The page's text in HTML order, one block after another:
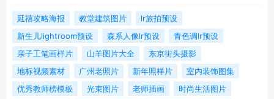
延禧攻略海报 教堂建筑图片
lr旅拍预设
新生儿lightroom预设
森系人像lr预设
青色调lr预设
亲子工笔画样片
山羊图片大全
东京街头摄影
地标视频素材
广州老照片 新年照样片
室内装饰图集
优秀教师榜模板
光束图片 老师插画
时尚生活图片